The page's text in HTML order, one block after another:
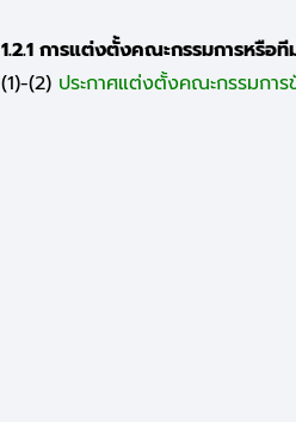
1.2.1 การแต่งตั้งคณะกรรมการหรือ
(1)-(2) ประกาศแต่งตั้งคณะกรรมการ